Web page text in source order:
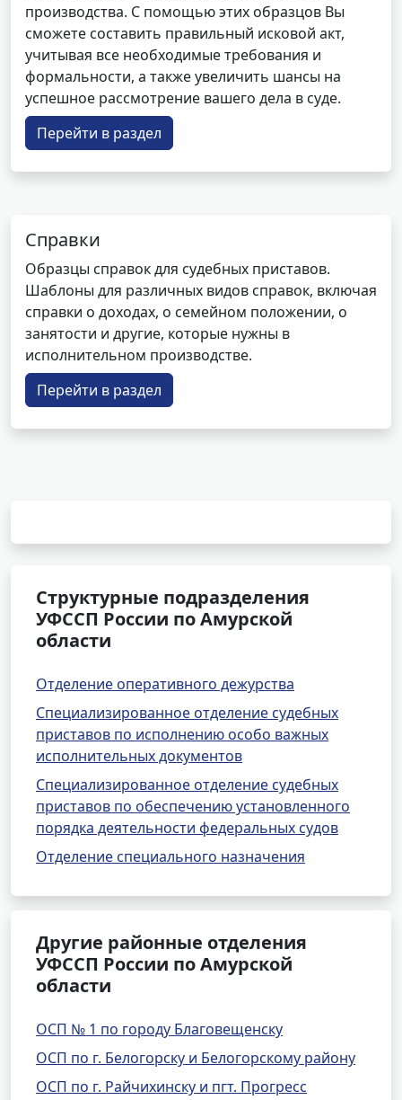
производства. С помощью этих образцов Вы
сможете составить правильный исковой акт,
учитывая все необходимые требования и
формальности, а также увеличить шансы на
успешное рассмотрение вашего дела в суде.
Перейти в раздел
Справки
Образцы справок для судебных приставов.
Шаблоны для различных видов справок, включая
справки о доходах, о семейном положении, о
занятости и другие, которые нужны в
исполнительном производстве.
Перейти в раздел
Структурные подразделения
УФССП России по Амурской
области
Отделение оперативного дежурства
Специализированное отделение судебных
приставов по исполнению особо важных
исполнительных документов
Специализированное отделение судебных
приставов по обеспечению установленного
порядка деятельности федеральных судов
Отделение специального назначения
Другие районные отделения
УФССП России по Амурской
области
ОСП № 1 по городу Благовещенску
ОСП по г. Белогорску и Белогорскому району
ОСП по г. Райчихинску и пгт. Прогресс